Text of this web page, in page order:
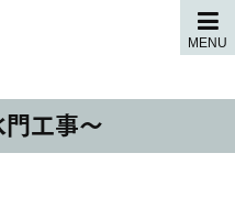
MENU
門工事～